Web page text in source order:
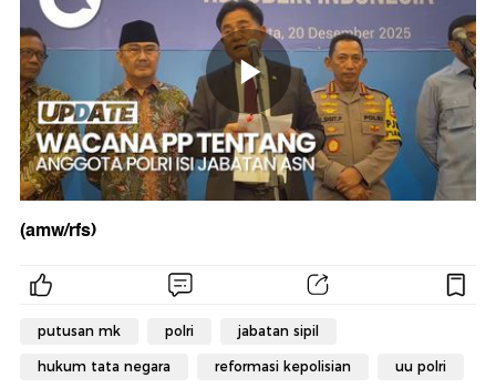
(amw/rfs)
putusan mk polri jabatan sipil
hukum tata negara reformasi kepolisian uu polri